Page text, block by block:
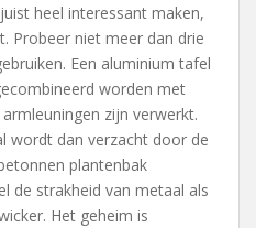
heel interessant maken,
Probeer niet meer dan drie
Een aluminium tafel
worden met
zijn verwerkt.
wordt dan verzacht door de
plantenbak
de strakheid van metaal als
Het geheim is